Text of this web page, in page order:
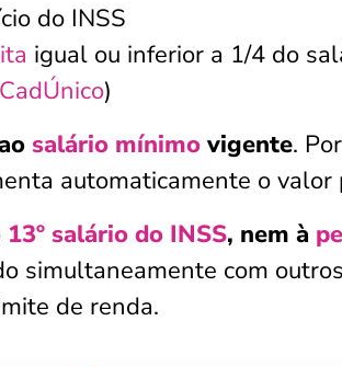
do INSS
igual ou inferior a 1/4 do
CadÚnico)
salário mínimo vigente.
automaticamente o valor
13º salário do INSS, nem à
simultaneamente com
de renda.